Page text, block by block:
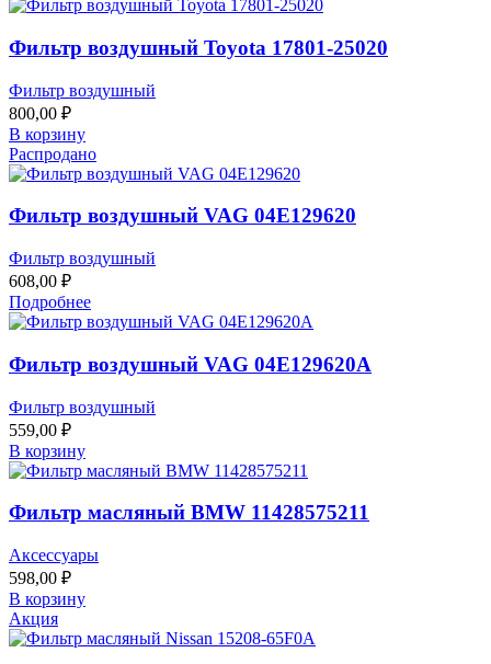
Фильтр воздушный Toyota 17801-25020
Фильтр воздушный
800,00 ₽
В корзину
Распродано
Фильтр воздушный VAG 04E129620
Фильтр воздушный
608,00 ₽
Подробнее
Фильтр воздушный VAG 04E129620A
Фильтр воздушный
559,00 ₽
В корзину
Фильтр масляный BMW 11428575211
Аксессуары
598,00 ₽
В корзину
Акция